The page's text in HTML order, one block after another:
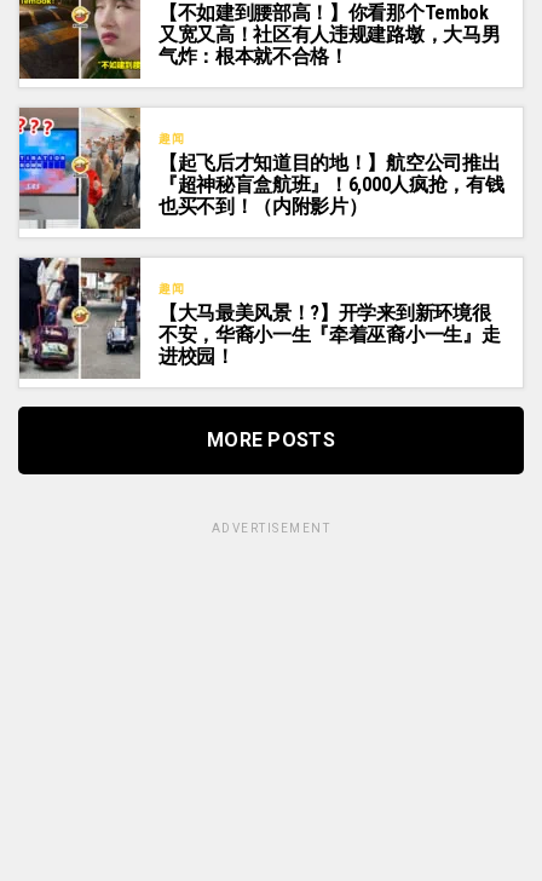
【不如建到腰部高！】你看那个Tembok
又宽又高！社区有人违规建路墩，大马男
气炸：根本就不合格！
趣闻
【起飞后才知道目的地！】航空公司推出
『超神秘盲盒航班』！6,000人疯抢，有钱
也买不到！（内附影片）
趣闻
【大马最美风景！?】开学来到新环境很
不安，华裔小一生『牵着巫裔小一生』走
进校园！
MORE POSTS
ADVERTISEMENT